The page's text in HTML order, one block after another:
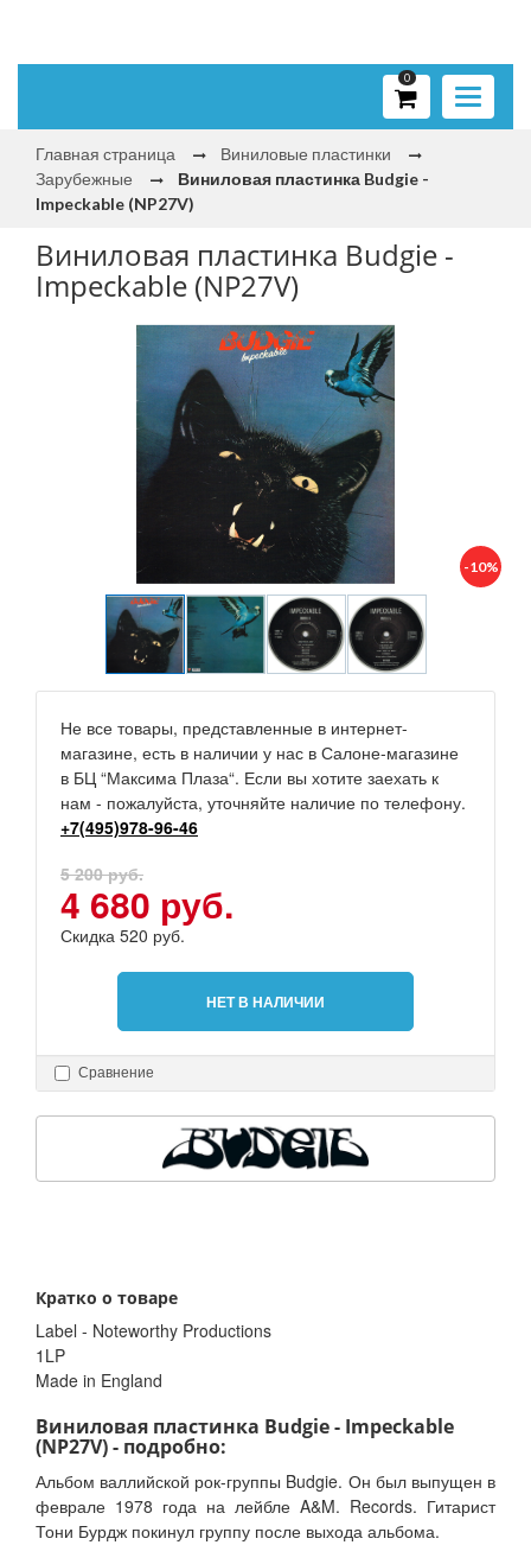
Toggle
0
Главная страница
Виниловые пластинки
Зарубежные
Виниловая пластинка Budgie -
Impeckable (NP27V)
Виниловая пластинка Budgie -
Impeckable (NP27V)
-10%
Не все товары, представленные в интернет-
магазине, есть в наличии у нас в Салоне-магазине
в БЦ “Максима Плаза“. Если вы хотите заехать к
нам - пожалуйста, уточняйте наличие по телефону.
+7(495)978-96-46
5 200 руб.
4 680 руб.
Скидка 520 руб.
НЕТ В НАЛИЧИИ
Сравнение
Кратко о товаре
Label - Noteworthy Productions
1LP
Made in England
Виниловая пластинка Budgie - Impeckable
(NP27V) - подробно:
Альбом валлийской рок-группы Budgie. Он был выпущен в
феврале 1978 года на лейбле A&M. Records. Гитарист
Тони Бурдж покинул группу после выхода альбома.